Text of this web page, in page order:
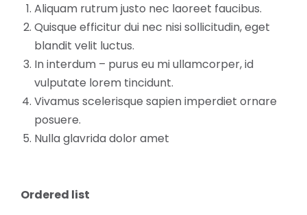
Aliquam rutrum justo nec laoreet faucibus.
Quisque efficitur dui nec nisi sollicitudin, eget
blandit velit luctus.
In interdum – purus eu mi ullamcorper, id
vulputate lorem tincidunt.
Vivamus scelerisque sapien imperdiet ornare
posuere.
Nulla glavrida dolor amet
Ordered list